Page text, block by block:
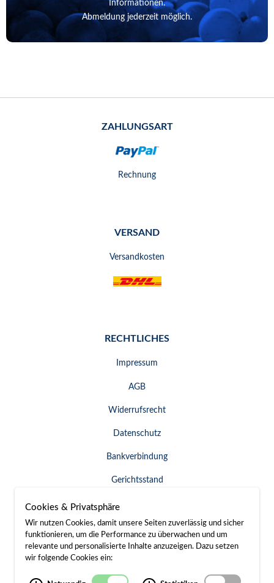
Informationen.
Abmeldung jederzeit möglich.
ZAHLUNGSART
Rechnung
VERSAND
Versandkosten
RECHTLICHES
Impressum
AGB
Widerrufsrecht
Datenschutz
Bankverbindung
Gerichtsstand
Widerruf erklären
SERVICE & KONTAKT
Besuch / Anfahrt
Cookies & Privatsphäre
Wir nutzen Cookies, damit unsere Seiten zuverlässig und sicher
funktionieren, um die Performance zu überwachen und um
relevante und personalisierte Inhalte anzuzeigen. Dazu setzen
wir folgende Cookies ein: